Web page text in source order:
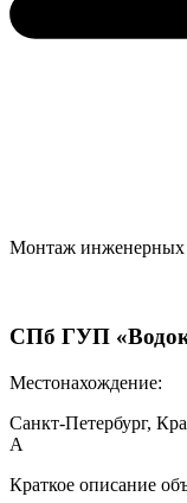
Монтаж инженерных
СПб ГУП
Местонахождение:
Санкт-Петербург,
А
Краткое описание